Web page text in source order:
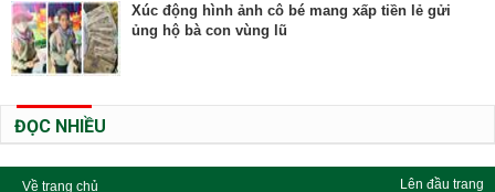
Xúc động hình ảnh cô bé mang xấp tiền lẻ gửi
ủng hộ bà con vùng lũ
ĐỌC NHIỀU
Về trang chủ Lên đầu trang